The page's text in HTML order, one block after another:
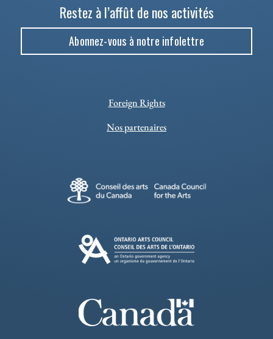
Restez à l’affût de nos activités
Abonnez-vous à notre infolettre
Foreign Rights
Nos partenaires